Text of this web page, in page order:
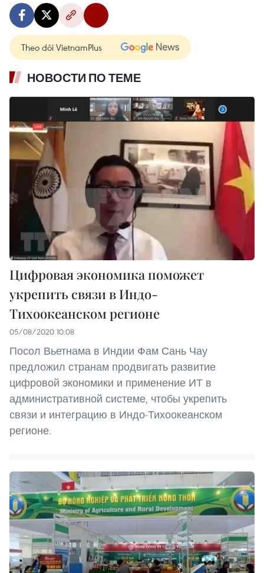
Theo dõi VietnamPlus
НОВОСТИ ПО ТЕМЕ
Цифровая экономика поможет
укрепить связи в Индо-
Тихоокеанском регионе
05/08/2020 10:08
Посол Вьетнама в Индии Фам Сань Чау
предложил странам продвигать развитие
цифровой экономики и применение ИТ в
административной системе, чтобы укрепить
связи и интеграцию в Индо-Тихоокеанском
регионе.